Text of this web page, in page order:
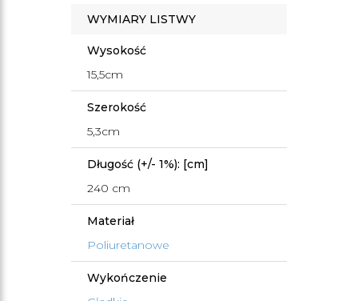
WYMIARY LISTWY
Wysokość
15,5cm
Szerokość
5,3cm
Długość (+/- 1%): [cm]
240 cm
Materiał
Poliuretanowe
Wykończenie